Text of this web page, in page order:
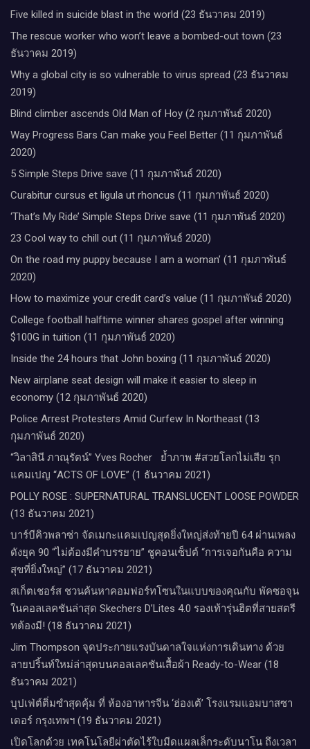
Five killed in suicide blast in the world (23 ธันวาคม 2019)
The rescue worker who won’t leave a bombed-out town (23
ธันวาคม 2019)
Why a global city is so vulnerable to virus spread (23 ธันวาคม
2019)
Blind climber ascends Old Man of Hoy (2 กุมภาพันธ์ 2020)
Way Progress Bars Can make you Feel Better (11 กุมภาพันธ์
2020)
5 Simple Steps Drive save (11 กุมภาพันธ์ 2020)
Curabitur cursus et ligula ut rhoncus (11 กุมภาพันธ์ 2020)
‘That’s My Ride’ Simple Steps Drive save (11 กุมภาพันธ์ 2020)
23 Cool way to chill out (11 กุมภาพันธ์ 2020)
On the road my puppy because I am a woman’ (11 กุมภาพันธ์
2020)
How to maximize your credit card’s value (11 กุมภาพันธ์ 2020)
College football halftime winner shares gospel after winning
$100G in tuition (11 กุมภาพันธ์ 2020)
Inside the 24 hours that John boxing (11 กุมภาพันธ์ 2020)
New airplane seat design will make it easier to sleep in
economy (12 กุมภาพันธ์ 2020)
Police Arrest Protesters Amid Curfew In Northeast (13
กุมภาพันธ์ 2020)
“วิลาสินี ภาณุรัตน์” Yves Rocher​ ย้ำภาพ #สวยโลกไม่เสีย รุก
แคมเปญ “ACTS OF LOVE” (1 ธันวาคม 2021)
POLLY ROSE : SUPERNATURAL TRANSLUCENT LOOSE POWDER
(13 ธันวาคม 2021)
บาร์บีคิวพลาซ่า จัดเมกะแคมเปญสุดยิ่งใหญ่ส่งท้ายปี 64 ผ่านเพลง
ดังยุค 90 “ไม่ต้องมีคำบรรยาย” ชูคอนเซ็ปต์ “การเจอกันคือ ความ
สุขที่ยิ่งใหญ่” (17 ธันวาคม 2021)
สเก็ตเชอร์ส ชวนค้นหาคอมฟอร์ทโซนในแบบของคุณกับ พัคซอจุน
ในคอลเลคชันล่าสุด Skechers D’Lites 4.0 รองเท้ารุ่นฮิตที่สายสตรี
ทต้องมี! (18 ธันวาคม 2021)
Jim Thompson จุดประกายแรงบันดาลใจแห่งการเดินทาง ด้วย
ลายปริ้นท์ใหม่ล่าสุดบนคอลเลคชันเสื้อผ้า Ready-to-Wear (18
ธันวาคม 2021)
บุปเฟ่ต์ติ่มซำสุดคุ้ม ที่ ห้อง​อาหารจีน​ ‘ฮ่องเต้’ โรงแรม​แอม​บาส​ซา​
เดอร์​ กรุงเทพฯ​ (19 ธันวาคม 2021)
เปิดโลกด้วย เทคโนโลยีผ่าตัดไร้ใบมีดแผลเล็กระดับนาโน ถึงเวลา